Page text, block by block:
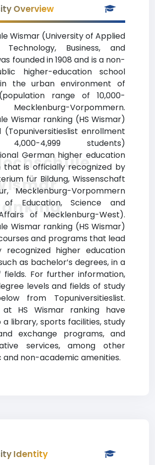
Overview
Wismar (University of Applied
Technology, Business, and
founded in 1908 and is a non-
higher-education school
the urban environment of
range of 10,000-
Vorpommern.
Wismar ranking (HS Wismar)
(Topuniversitieslist enrollment
4,999 students)
German higher education
that is officially recognized by
für Bildung, Wissenschaft
Mecklenburg-Vorpommern
of Education, Science and
of Mecklenburg-West).
Wismar ranking (HS Wismar)
and programs that lead
recognized higher education
as bachelor’s degrees, in a
fields. For further information,
levels and fields of study
from Topuniversitieslist.
at HS Wismar ranking have
library, sports facilities, study
exchange programs, and
services, among other
and non-academic amenities.
Identity